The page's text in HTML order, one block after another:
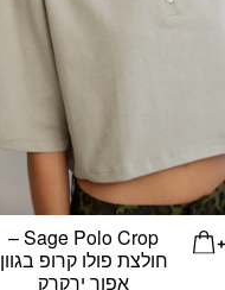
Sage Polo Crop –
חולצת פולו קרופ בגוון
אפור ירקרק